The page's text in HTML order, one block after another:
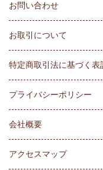
お問い合わせ
お取引について
特定商取引法に基づく表
プライバシーポリシー
会社概要
アクセスマップ